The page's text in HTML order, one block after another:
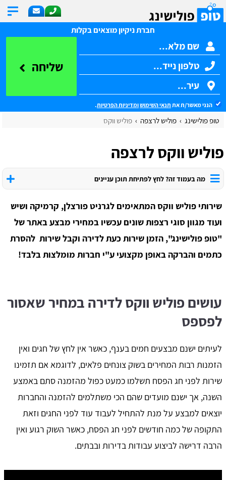
חברת ניקיון מוצאים בקלות
שליחה
הנני מאשר/ת את תנאי השימושומדיניות הפרטיות.
טופ פולישינג פוליש לרצפה פוליש ווקס
פוליש ווקס לרצפה
מה בעמוד זה? לחץ לפתיחת תוכן עניינים
שירותי פוליש ווקס המתאימים לגרניט פורצלן, קרמיקה ושיש
ועוד מגוון סוגי רצפות שונים עכשיו במחירי מבצע באתר של
"טופ פולישינג", הזמן שירות כעת לדירה וקבל שירות להסרת
כתמים והברקה באופן מקצועי ע"י חברות מומלצות בלבד!
עושים פוליש ווקס לדירה במחיר שאסור
לפספס
לעיתים ישנם מבצעים חמים בענף, כאשר אין לחץ של חגים ואין
הזמנות רבות המחירים בשוק צונחים פלאים, לדוגמא אם תזמינו
שירות לפני חג הפסח תשלמו כמעט כפול מהזמנה סתם באמצע
השנה, אך ישנם מועדים שהם הכי משתלמים להזמנה והחברות
יוצאים למבצע על מנת להתחיל לעבוד עוד לפני החגים וזאת
התקופה של כמה חודשים לפני חג הפסח, כאשר השוק רגוע ואין
הרבה דרישה לביצוע עבודות בדירות ובבתים.